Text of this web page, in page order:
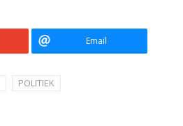
Email
POLITIEK